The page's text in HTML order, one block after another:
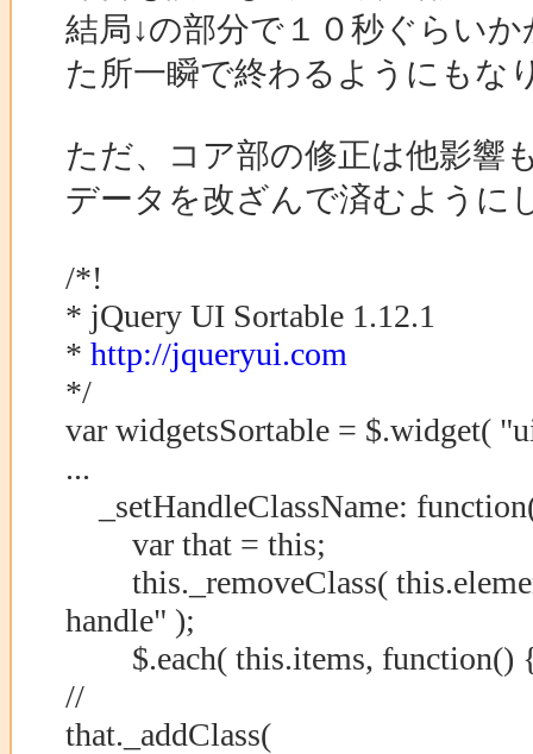
結局↓の部分で１０秒ぐらい
た所一瞬で終わるようにもな
ただ、コア部の修正は他影響
データを改ざんで済むように
/*!
* jQuery UI Sortable 1.12.1
*http://jqueryui.com
*/
var widgetsSortable = $.widget(
...
_setHandleClassName:
var that = this;
this._removeClass(
handle" );
$.each( this.items, function()
//